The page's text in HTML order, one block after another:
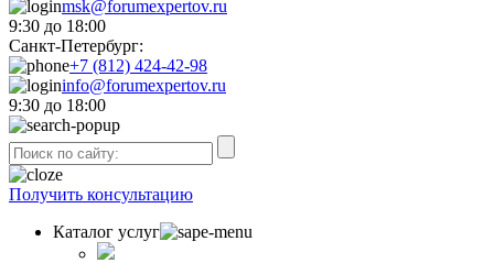
msk@forumexpertov.ru
9:30 до 18:00
Санкт-Петербург:
+7 (812) 424-42-98
info@forumexpertov.ru
9:30 до 18:00
Получить консультацию
Каталог услуг